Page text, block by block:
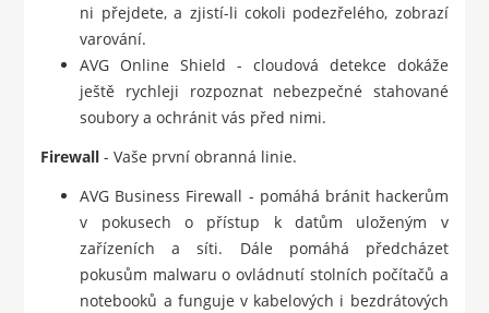
ni přejdete, a zjistí-li cokoli podezřelého, zobrazí
varování.
AVG Online Shield - cloudová detekce dokáže
ještě rychleji rozpoznat nebezpečné stahované
soubory a ochránit vás před nimi.
Firewall - Vaše první obranná linie.
AVG Business Firewall - pomáhá bránit hackerům
v pokusech o přístup k datům uloženým v
zařízeních a síti. Dále pomáhá předcházet
pokusům malwaru o ovládnutí stolních počítačů a
notebooků a funguje v kabelových i bezdrátových